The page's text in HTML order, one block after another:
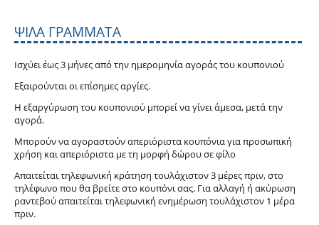
ΨΙΛΆ ΓΡΆΜΜΑΤΑ
Ισχύει έως 3 μήνες από την ημερομηνία αγοράς του κουπονιού
Εξαιρούνται οι επίσημες αργίες.
Η εξαργύρωση του κουπονιού μπορεί να γίνει άμεσα, μετά την
αγορά.
Μπορούν να αγοραστούν απεριόριστα κουπόνια για προσωπική
χρήση και απεριόριστα με τη μορφή δώρου σε φίλο
Απαιτείται τηλεφωνική κράτηση τουλάχιστον 3 μέρες πριν, στο
τηλέφωνο που θα βρείτε στο κουπόνι σας. Για αλλαγή ή ακύρωση
ραντεβού απαιτείται τηλεφωνική ενημέρωση τουλάχιστον 1 μέρα
πριν.